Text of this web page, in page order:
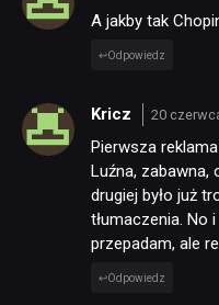
A jakby tak
Odpowiedz
Kricz 20
Pierwsza
Luźna, zabawna,
drugiej było już
tłumaczenia. No
przepadam, ale
Odpowiedz